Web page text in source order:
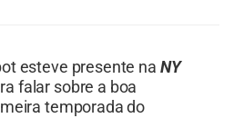
esteve presente na NY
falar sobre a boa
temporada do